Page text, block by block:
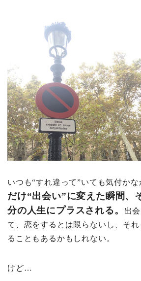
いつも“すれ違って”いても気付か
だけ“出会い”に変えた瞬間、
分の人生にプラスされる。
出
て、恋をするとは限らないし、そ
ることもあるかもしれない。
けど…